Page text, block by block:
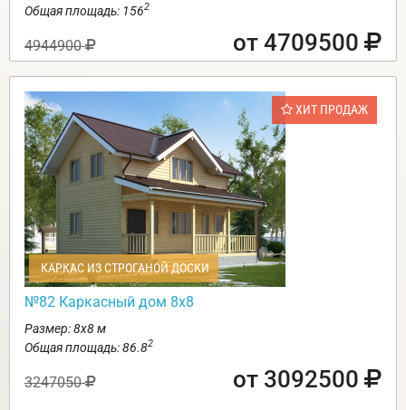
Общая площадь: 1562
4944900 от 4709500
ХИТ ПРОДАЖ
КАРКАС ИЗ СТРОГАНОЙ ДОСКИ
№82 Каркасный дом 8х8
Размер: 8х8 м
Общая площадь: 86.82
3247050 от 3092500